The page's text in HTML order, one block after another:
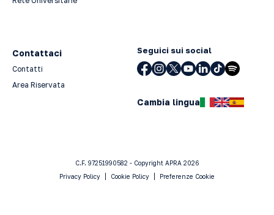
Contattaci
Contatti
Area Riservata
Seguici sui social
Cambia lingua
C.F. 97251990582 - Copyright APRA 2026
Privacy Policy
Cookie Policy Preferenze Cookie